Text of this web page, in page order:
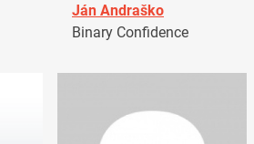
Ján Andraško
Binary Confidence